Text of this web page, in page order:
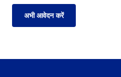
अभी आवेदन करें